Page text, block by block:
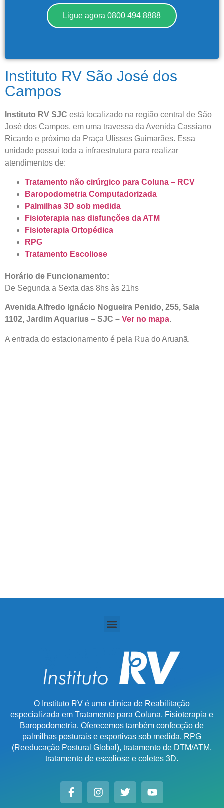
Ligue agora 0800 494 8888
Instituto RV São José dos
Campos
Instituto RV SJC está localizado na região central de São
José dos Campos, em uma travessa da Avenida Cassiano
Ricardo e próximo da Praça Ulisses Guimarães. Essa
unidade possui toda a infraestrutura para realizar
atendimentos de:
Tratamento não cirúrgico para Coluna – RCV
Baropodometria Computadorizada
Palmilhas 3D sob medida
Fisioterapia nas disfunções da ATM
Fisioterapia Ortopédica
RPG
Tratamento Escoliose
Horário de Funcionamento:
De Segunda a Sexta das 8hs às 21hs
Avenida Alfredo Ignácio Nogueira Penido, 255, Sala
1102, Jardim Aquarius – SJC – Ver no mapa.
A entrada do estacionamento é pela Rua do Aruanã.
O Instituto RV é uma clínica de Reabilitação
especializada em Tratamento para Coluna, Fisioterapia e
Baropodometria. Oferecemos também confecção de
palmilhas posturais e esportivas sob medida, RPG
(Reeducação Postural Global), tratamento de DTM/ATM,
tratamento de escoliose e coletes 3D.